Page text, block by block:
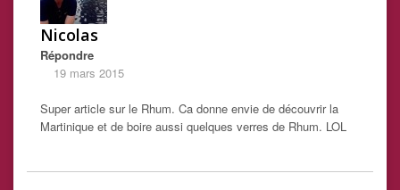
Nicolas
Répondre
19 mars 2015
Super article sur le Rhum. Ca donne envie de découvrir la
Martinique et de boire aussi quelques verres de Rhum. LOL